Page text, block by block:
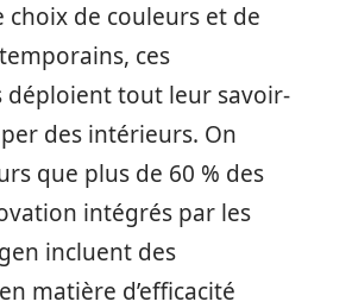
choix de couleurs et de
ces
déploient tout leur savoir-
des intérieurs. On
que plus de 60 % des
intégrés par les
incluent des
matière d’efficacité